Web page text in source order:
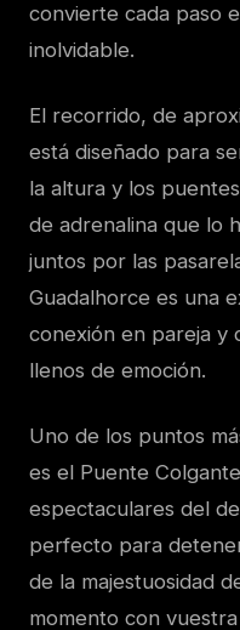
convierte cada paso
inolvidable.
El recorrido, de
está diseñado para
la altura y los
de adrenalina que lo
juntos por las
Guadalhorce es una
conexión en pareja y
llenos de emoción.
Uno de los puntos
es el Puente
espectaculares del
perfecto para
de la majestuosidad
momento con